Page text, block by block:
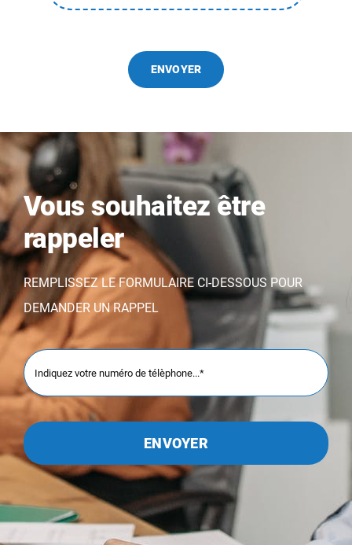
ENVOYER
Vous souhaitez être
rappeler
REMPLISSEZ LE FORMULAIRE CI-DESSOUS POUR
DEMANDER UN RAPPEL
ENVOYER